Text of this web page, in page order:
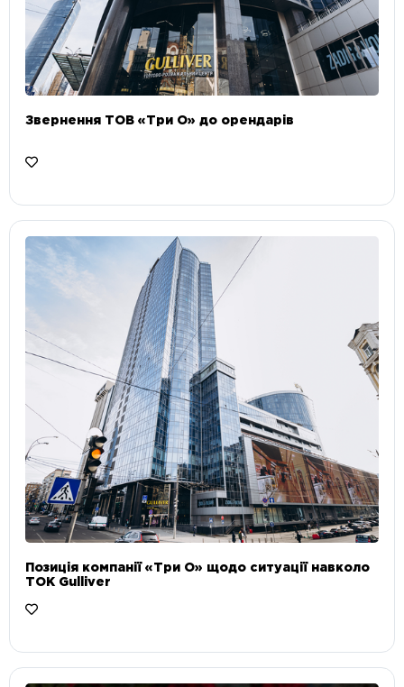
Звернення ТОВ «Три О» до орендарів
Позиція компанії «Три О» щодо ситуації навколо
ТОК Gulliver